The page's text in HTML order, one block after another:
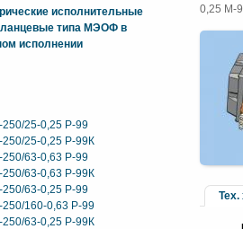
исполнительные
типа МЭОФ в
исполнении
25-0,25 Р-99
25-0,25 Р-99К
63-0,63 Р-99
63-0,63 Р-99К
63-0,25 Р-99
160-0,63 Р-99
63-0,25 Р-99К
0,25 М-
Тех.